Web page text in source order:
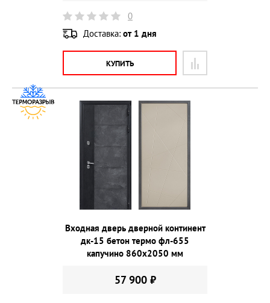
0
Доставка: от 1 дня
КУПИТЬ
Входная дверь дверной континент
дк-15 бетон термо фл-655
капучино 860х2050 мм
57 900 ₽